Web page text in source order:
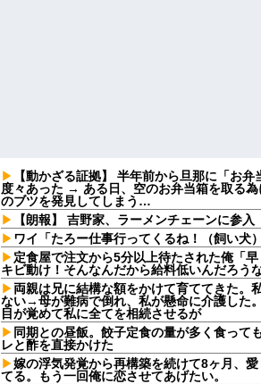
【動かざる証拠】 半年前から旦那に「お
度々あった → ある日、空のお弁当箱を取る
のブツを発見してしまう…
【朗報】 吉野家、ラーメンチェーンに参入
ワイ「たろー仕事行ってくるね！（飼い犬
定食屋で注文から5分以上待たされた俺「
キビ動け！そんなんだから給料低いんだろ
両親は兄に結構な額をかけて育ててきた。
ない→母が難病で倒れ、私が懸命に介護した
目が覚めて私に全てを相続させるが
同期との昼飯。餃子定食の量が多く食って
レと酢を直接かけた
嫁の浮気発覚から再構築を続けて8ヶ月、
てる。もう一回俺に恋させてあげたい。